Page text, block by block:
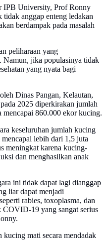
IPB University, Prof Ronny
anggap enteng ledakan
berdampak pada masalah
peliharaan yang
Namun, jika populasinya tidak
yang nyata bagi
Dinas Pangan, Kelautan,
2025 diperkirakan jumlah
860.000 ekor kucing.
keseluruhan jumlah kucing
lebih dari 1,5 juta
meningkat karena kucing-
dan menghasilkan anak
ini tidak dapat lagi dianggap
liar dapat menjadi
rabies, toxoplasma, dan
COVID-19 yang sangat serius
mati secara mendadak